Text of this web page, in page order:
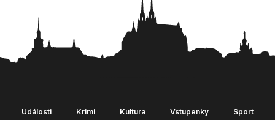
Události Krimi Kultura Vstupenky Sport